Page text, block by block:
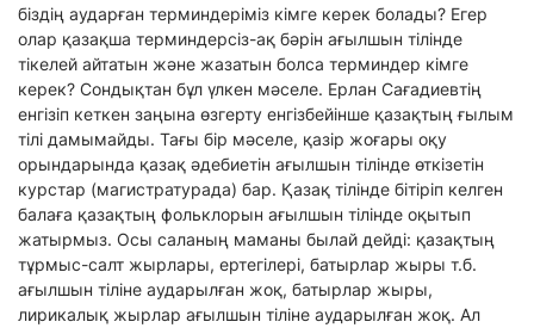
біздің аударған терминдеріміз кімге керек болады? Егер
олар қазақша терминдерсіз-ақ бәрін ағылшын тілінде
тікелей айтатын және жазатын болса терминдер кімге
керек? Сондықтан бұл үлкен мәселе. Ерлан Сағадиевтің
енгізіп кеткен заңына өзгерту енгізбейінше қазақтың ғылым
тілі дамымайды. Тағы бір мәселе, қазір жоғары оқу
орындарында қазақ әдебиетін ағылшын тілінде өткізетін
курстар (магистратурада) бар. Қазақ тілінде бітіріп келген
балаға қазақтың фольклорын ағылшын тілінде оқытып
жатырмыз. Осы саланың маманы былай дейді: қазақтың
тұрмыс-салт жырлары, ертегілері, батырлар жыры т.б.
ағылшын тіліне аударылған жоқ, батырлар жыры,
лирикалық жырлар ағылшын тіліне аударылған жоқ. Ал